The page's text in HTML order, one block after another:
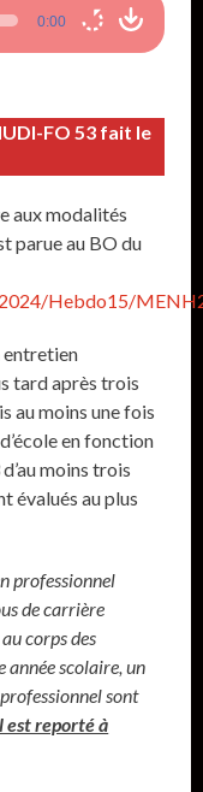
0:00
FO 53 fait le
aux modalités
parue au BO du
Hebdo15/
entretien
tard après trois
au moins une fois
en fonction
moins trois
évalués au plus
professionnel
de carrière
corps des
année scolaire, un
sont
est reporté à